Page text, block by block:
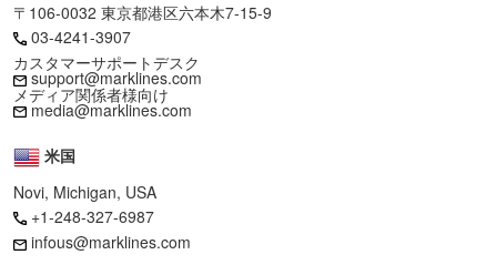
〒106-0032 東京都港区六本木7-15-9
03-4241-3907
カスタマーサポートデスク
support@marklines.com
メディア関係者様向け
media@marklines.com
米国
Novi, Michigan, USA
+1-248-327-6987
infous@marklines.com